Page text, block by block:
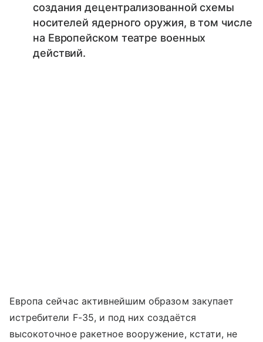
создания децентрализованной схемы
носителей ядерного оружия, в том числе
на Европейском театре военных
действий.
Европа сейчас активнейшим образом закупает
истребители F-35, и под них создаётся
высокоточное ракетное вооружение, кстати, не